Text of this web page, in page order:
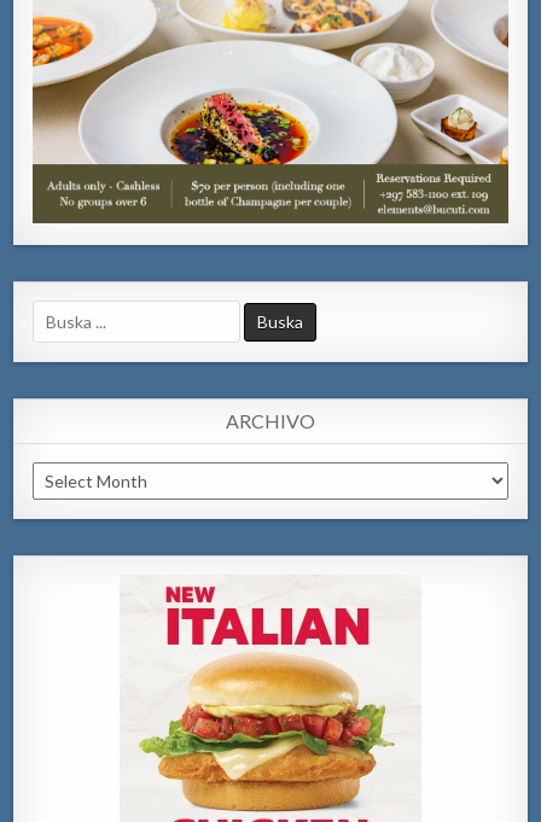
Search
for:
ARCHIVO
Archivo